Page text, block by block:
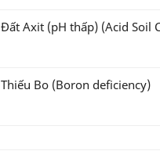
Đất Axit (pH thấp) (Acid Soil
Thiếu Bo (Boron deficiency)